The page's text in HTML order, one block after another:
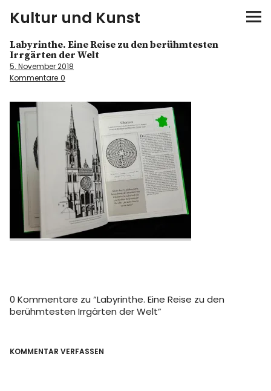
Kultur und Kunst
kultur & kunst
Ausstellungen
Spiele
Konzerte
Museen bei…
Bloggerreisen
Labyrinthe. Eine Reise zu den berühmtesten
Irrgärten der Welt
5. November 2018
Kommentare 0
0 Kommentare zu “Labyrinthe. Eine Reise zu den
berühmtesten Irrgärten der Welt”
KOMMENTAR VERFASSEN